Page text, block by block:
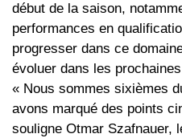
début de la saison,
performances en
progresser dans ce
évoluer dans les
« Nous sommes sixièmes
avons marqué des points
souligne Otmar Szafnauer,